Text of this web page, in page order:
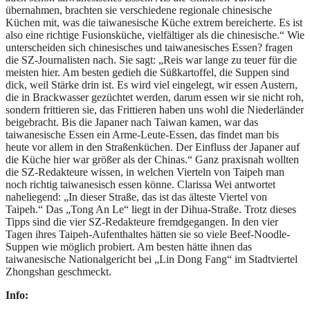
übernahmen, brachten sie verschiedene regionale chinesische
Küchen mit, was die taiwanesische Küche extrem bereicherte. Es ist
also eine richtige Fusionsküche, vielfältiger als die chinesische.“ Wie
unterscheiden sich chinesisches und taiwanesisches Essen? fragen
die SZ-Journalisten nach. Sie sagt: „Reis war lange zu teuer für die
meisten hier. Am besten gedieh die Süßkartoffel, die Suppen sind
dick, weil Stärke drin ist. Es wird viel eingelegt, wir essen Austern,
die in Brackwasser gezüchtet werden, darum essen wir sie nicht roh,
sondern frittieren sie, das Frittieren haben uns wohl die Niederländer
beigebracht. Bis die Japaner nach Taiwan kamen, war das
taiwanesische Essen ein Arme-Leute-Essen, das findet man bis
heute vor allem in den Straßenküchen. Der Einfluss der Japaner auf
die Küche hier war größer als der Chinas.“ Ganz praxisnah wollten
die SZ-Redakteure wissen, in welchen Vierteln von Taipeh man
noch richtig taiwanesisch essen könne. Clarissa Wei antwortet
naheliegend: „In dieser Straße, das ist das älteste Viertel von
Taipeh.“ Das „Tong An Le“ liegt in der Dihua-Straße. Trotz dieses
Tipps sind die vier SZ-Redakteure fremdgegangen. In den vier
Tagen ihres Taipeh-Aufenthaltes hätten sie so viele Beef-Noodle-
Suppen wie möglich probiert. Am besten hätte ihnen das
taiwanesische Nationalgericht bei „Lin Dong Fang“ im Stadtviertel
Zhongshan geschmeckt.
Info: